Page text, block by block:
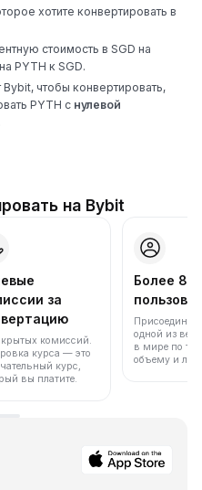
хотите конвертировать в
стоимость в SGD на
PYTH к SGD.
чтобы конвертировать,
PYTH с нулевой
на Bybit
за
комиссий.
курса — это
курс,
вы платите.
Более 86
одной из
в мире по
объему и